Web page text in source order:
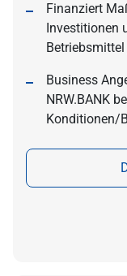
Finanziert
Investitionen
Business
NRW.BANK
Konditionen/